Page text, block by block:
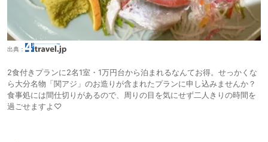
出典：
2食付きプランに2名1室・1万円台から泊まれるなんてお得。せっかくな
ら大分名物「関アジ」のお造りが含まれたプランに申し込みませんか？
食事処には間仕切りがあるので、周りの目を気にせず二人きりの時間を
過ごせますよ♡